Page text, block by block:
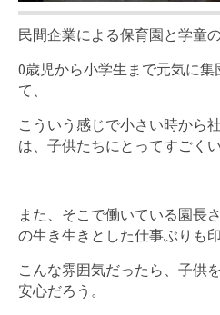
民間企業による保育園と学童
0歳児から小学生まで元気に
て、
こういう感じで小さい時から
は、子供たちにとってすごく
また、そこで働いている園長
の生き生きとした仕事ぶりも
こんな雰囲気だったら、子供
安心だろう。